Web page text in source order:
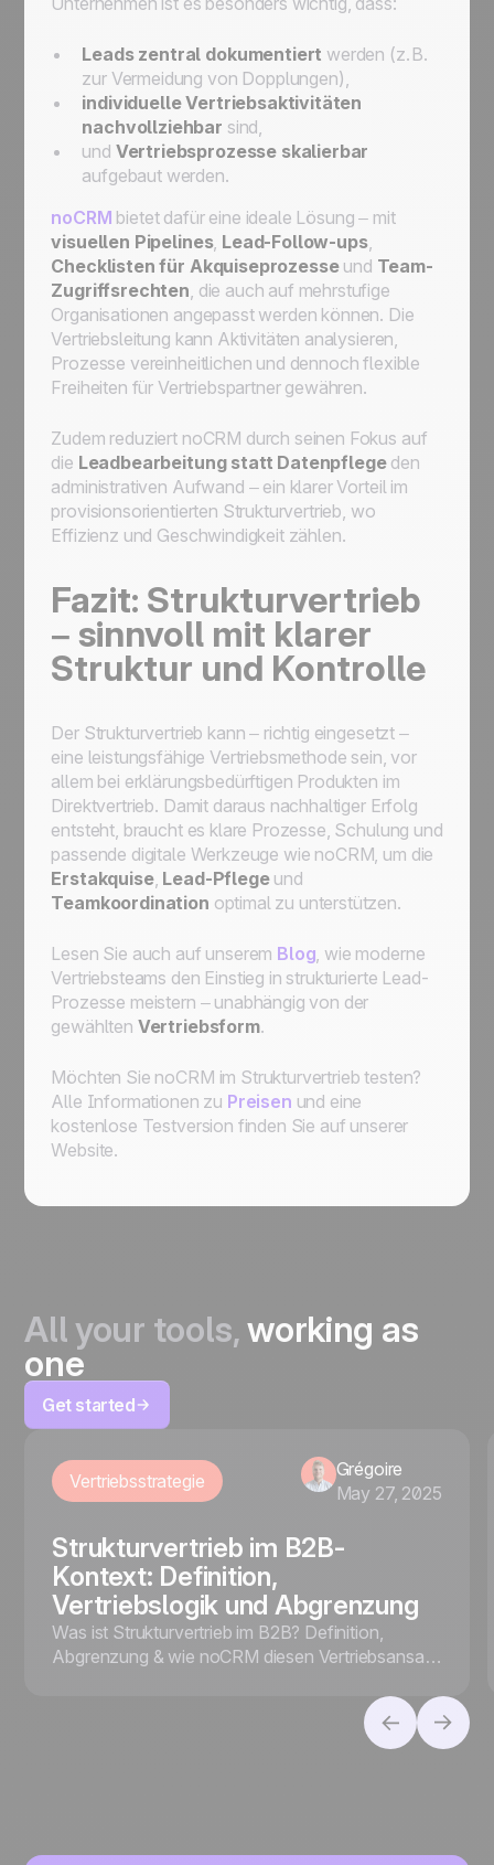
Leads zentral dokumentiert werden (z. B.
zur Vermeidung von Dopplungen),
individuelle Vertriebsaktivitäten
nachvollziehbar sind,
und Vertriebsprozesse skalierbar
aufgebaut werden.
noCRM bietet dafür eine ideale Lösung – mit
visuellen Pipelines, Lead-Follow-ups,
Checklisten für Akquiseprozesseund Team-
Zugriffsrechten, die auch auf mehrstufige
Organisationen angepasst werden können. Die
Vertriebsleitung kann Aktivitäten analysieren,
Prozesse vereinheitlichen und dennoch flexible
Freiheiten für Vertriebspartner gewähren.
Zudem reduziert noCRM durch seinen Fokus auf
die Leadbearbeitung statt Datenpflegeden
administrativen Aufwand – ein klarer Vorteil im
provisionsorientierten Strukturvertrieb, wo
Effizienz und Geschwindigkeit zählen.
Fazit: Strukturvertrieb
– sinnvoll mit klarer
Struktur und Kontrolle
Der Strukturvertrieb kann – richtig eingesetzt –
eine leistungsfähige Vertriebsmethode sein, vor
allem bei erklärungsbedürftigen Produkten im
Direktvertrieb. Damit daraus nachhaltiger Erfolg
entsteht, braucht es klare Prozesse, Schulung und
passende digitale Werkzeuge wie noCRM, um die
Erstakquise, Lead-Pflegeund
Teamkoordination optimal zu unterstützen.
Lesen Sie auch auf unserem Blog, wie moderne
Vertriebsteams den Einstieg in strukturierte Lead-
Prozesse meistern – unabhängig von der
gewählten Vertriebsform.
Möchten Sie noCRM im Strukturvertrieb testen?
Alle Informationen zu Preisen und eine
kostenlose Testversion finden Sie auf unserer
Website.
All your tools,working as
one
Get started
Vertriebsstrategie
Grégoire
May 27, 2025
Strukturvertrieb im B2B-
Kontext: Definition,
Vertriebslogik und Abgrenzung
Was ist Strukturvertrieb im B2B? Definition,
Abgrenzung & wie noCRM diesen Vertriebsansatz